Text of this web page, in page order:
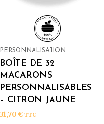
PERSONNALISATION
BOÎTE DE 32
MACARONS
PERSONNALISABLES
– CITRON JAUNE
31,70 € TTC